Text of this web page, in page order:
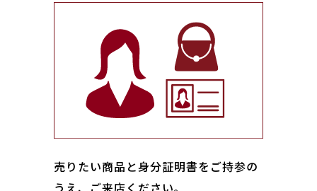
売りたい商品と身分証明書をご持参の
うえ、ご来店ください｡